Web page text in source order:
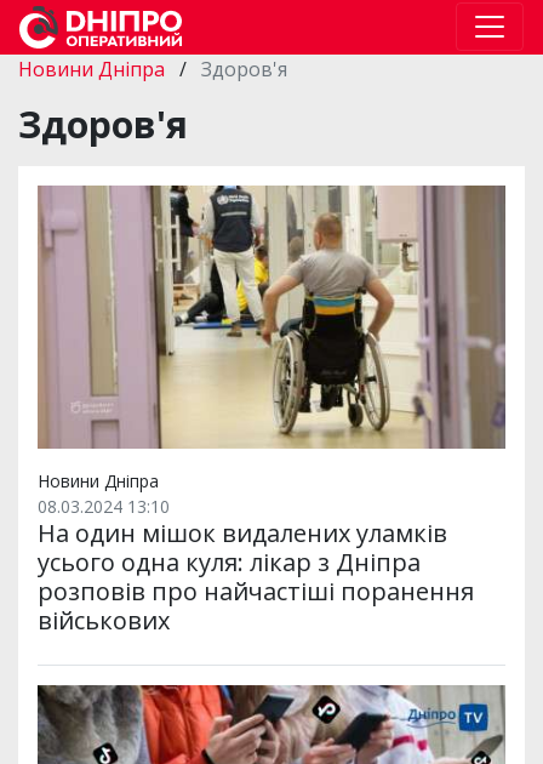
Новини Дніпра / Здоров'я
Здоров'я
Новини Дніпра
08.03.2024 13:10
На один мішок видалених уламків
усього одна куля: лікар з Дніпра
розповів про найчастіші поранення
військових